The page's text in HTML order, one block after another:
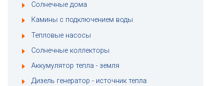
Солнечные дома
Камины с подключением воды
Тепловые насосы
Солнечные коллекторы
Аккумулятор тепла - земля
Дизель генератор - источник тепла